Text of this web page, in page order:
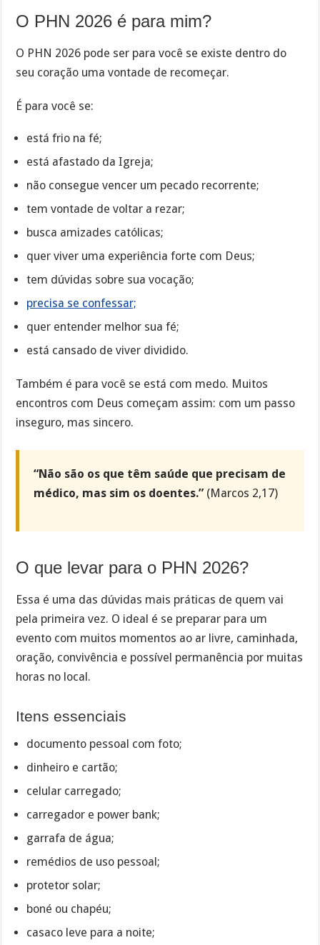
O PHN 2026 é para mim?
O PHN 2026 pode ser para você se existe dentro do
seu coração uma vontade de recomeçar.
É para você se:
está frio na fé;
está afastado da Igreja;
não consegue vencer um pecado recorrente;
tem vontade de voltar a rezar;
busca amizades católicas;
quer viver uma experiência forte com Deus;
tem dúvidas sobre sua vocação;
precisa se confessar;
quer entender melhor sua fé;
está cansado de viver dividido.
Também é para você se está com medo. Muitos
encontros com Deus começam assim: com um passo
inseguro, mas sincero.
“Não são os que têm saúde que precisam de
médico, mas sim os doentes.” (Marcos 2,17)
O que levar para o PHN 2026?
Essa é uma das dúvidas mais práticas de quem vai
pela primeira vez. O ideal é se preparar para um
evento com muitos momentos ao ar livre, caminhada,
oração, convivência e possível permanência por muitas
horas no local.
Itens essenciais
documento pessoal com foto;
dinheiro e cartão;
celular carregado;
carregador e power bank;
garrafa de água;
remédios de uso pessoal;
protetor solar;
boné ou chapéu;
casaco leve para a noite;